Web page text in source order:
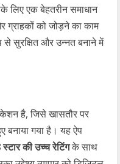
लिए एक बेहतरीन समाधान
ग्राहकों को जोड़ने का काम
सुरक्षित और उन्नत बनाने में
है, जिसे खासतौर पर
बनाया गया है। यह ऐप
की उच्च रेटिंगके साथ